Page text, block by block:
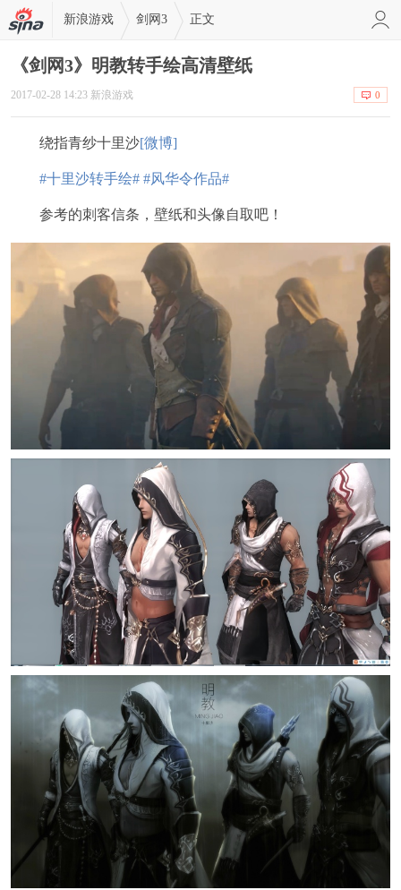
新浪游戏 剑网3 正文
《剑网3》明教转手绘高清壁纸
2017-02-28 14:23 新浪游戏 0
绕指青纱十里沙[微博]
#十里沙转手绘# #风华令作品#
参考的刺客信条，壁纸和头像自取吧！